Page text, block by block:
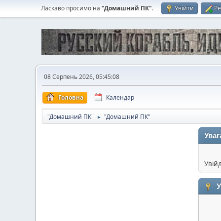
Ласкаво просимо на "Домашний ПК". Увійти
08 Серпень 2026, 05:45:08
Головна Календар
"Домашний ПК" ► "Домашний ПК"